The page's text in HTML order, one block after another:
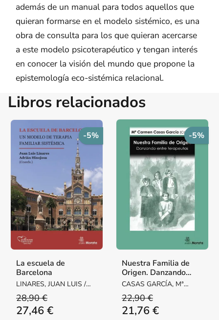
además de un manual para todos aquellos que
quieran formarse en el modelo sistémico, es una
obra de consulta para los que quieran acercarse
a este modelo psicoterapéutico y tengan interés
en conocer la visión del mundo que propone la
epistemología eco-sistémica relacional.
Libros relacionados
-5%
La escuela de
Barcelona
LINARES, JUAN LUIS /
HINOJOSA, ADRIÁN
28,90 €
27,46 €
-5%
Nuestra Familia de
Origen. Danzando
entre terapeutas
CASAS GARCÍA, Mª
CARMEN
22,90 €
21,76 €